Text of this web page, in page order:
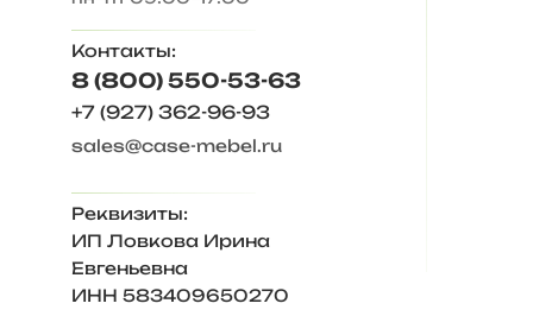
Контакты:
8 (800) 550-53-63
+7 (927) 362-96-93
sales@case-mebel.ru
Реквизиты:
ИП Ловкова Ирина
Евгеньевна
ИНН 583409650270